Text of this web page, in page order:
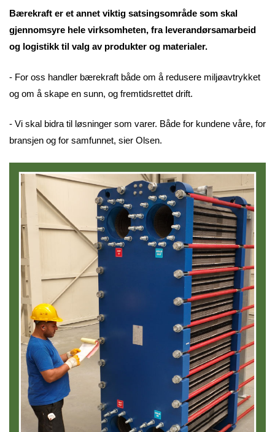
Bærekraft er et annet viktig satsingsområde som skal
gjennomsyre hele virksomheten, fra leverandørsamarbeid
og logistikk til valg av produkter og materialer.
- For oss handler bærekraft både om å redusere miljøavtrykket
og om å skape en sunn, og fremtidsrettet drift.
- Vi skal bidra til løsninger som varer. Både for kundene våre, for
bransjen og for samfunnet, sier Olsen.